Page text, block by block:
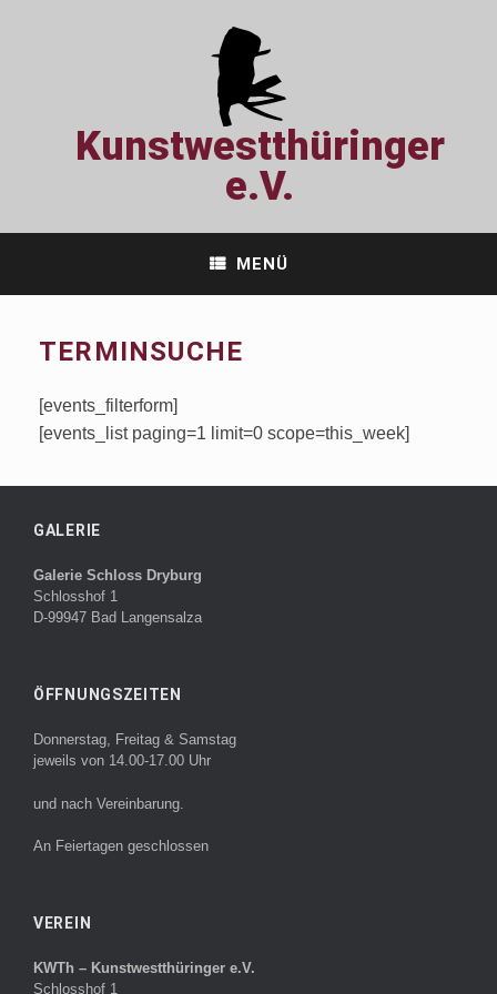
Kunstwestthüringer
e.V.
MENÜ
TERMINSUCHE
[events_filterform]
[events_list paging=1 limit=0 scope=this_week]
GALERIE
Galerie Schloss Dryburg
Schlosshof 1
D-99947 Bad Langensalza
ÖFFNUNGSZEITEN
Donnerstag, Freitag & Samstag
jeweils von 14.00-17.00 Uhr
und nach Vereinbarung.
An Feiertagen geschlossen
VEREIN
KWTh – Kunstwestthüringer e.V.
Schlosshof 1